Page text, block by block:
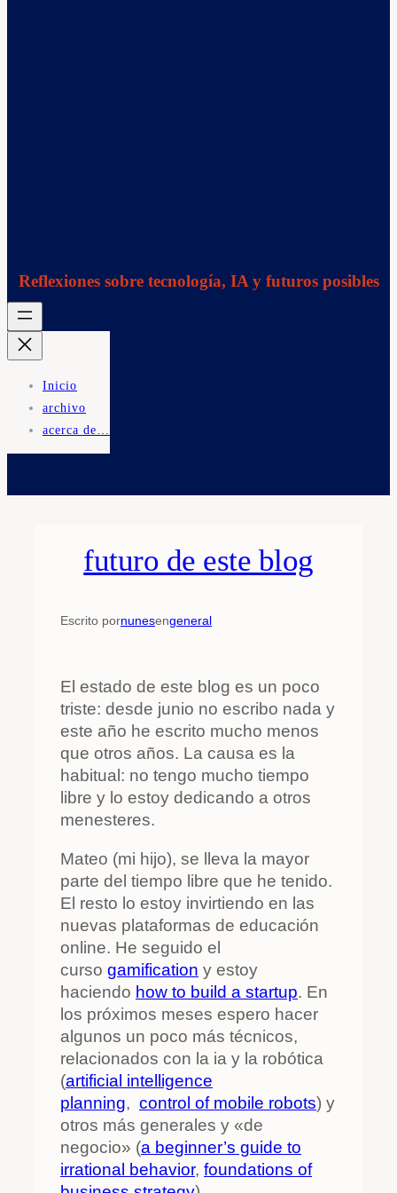
Reflexiones sobre tecnología, IA y futuros posibles
Inicio
archivo
acerca de…
futuro de este blog
Escrito pornunesengeneral
El estado de este blog es un poco
triste: desde junio no escribo nada y
este año he escrito mucho menos
que otros años. La causa es la
habitual: no tengo mucho tiempo
libre y lo estoy dedicando a otros
menesteres.
Mateo (mi hijo), se lleva la mayor
parte del tiempo libre que he tenido.
El resto lo estoy invirtiendo en las
nuevas plataformas de educación
online. He seguido el
curso gamification y estoy
haciendo how to build a startup. En
los próximos meses espero hacer
algunos un poco más técnicos,
relacionados con la ia y la robótica
(artificial intelligence
planning, control of mobile robots) y
otros más generales y «de
negocio» (a beginner’s guide to
irrational behavior, foundations of